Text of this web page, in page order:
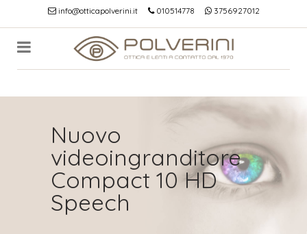
info@otticapolverini.it 010514778 3756927012
Nuovo
videoingranditore
Compact 10 HD
Speech